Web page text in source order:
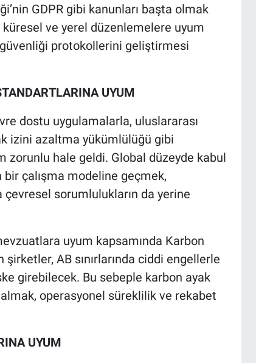
GDPR gibi kanunları başta olmak
ve yerel düzenlemelere uyum
protokollerini geliştirmesi
UYUM
dostu uygulamalarla, uluslararası
izini azaltma yükümlülüğü gibi
zorunlu hale geldi. Global düzeyde kabul
çalışma modeline geçmek,
çevresel sorumlulukların da yerine
uyum kapsamında Karbon
şirketler, AB sınırlarında ciddi engellerle
girebilecek. Bu sebeple karbon ayak
operasyonel süreklilik ve rekabet
UYUM